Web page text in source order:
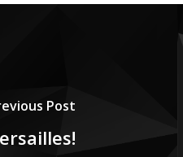
Post